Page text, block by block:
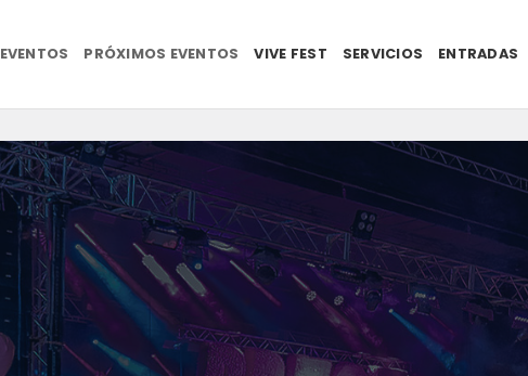
EVENTOS PRÓXIMOS EVENTOS VIVE FEST SERVICIOS ENTRADAS